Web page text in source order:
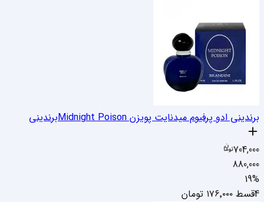
برندینی ادو پرفیوم میدنایت پویزن Midnight Poison برندینی
704,000
880,000
19%
4قسط
۱۷۶٬۰۰۰ تومان